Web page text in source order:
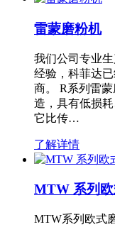
雷蒙磨粉机
我们公司专业
经验，科菲达
商。 R系列雷
造，具有低损
它比传…
了解详情
MTW 系列
MTW系列欧式